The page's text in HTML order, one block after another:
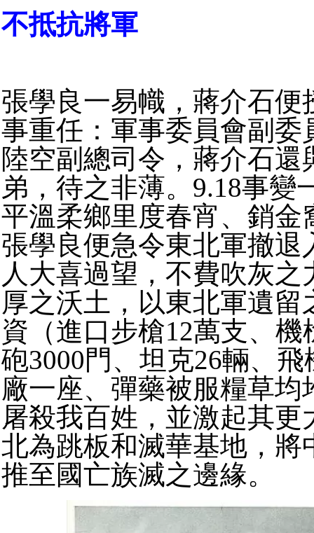
不抵抗將軍
張學良一易幟，蔣介石便
事重任：軍事委員會副委
陸空副總司令，蔣介石還
弟，待之非薄。 9.18事變
平溫柔鄉里度春宵、銷金
張學良便急令東北軍撤退
人大喜過望，不費吹灰之
厚之沃土，以東北軍遺留
資（進口步槍12萬支、機
砲3000門、坦克26輛、
廠一座、彈藥被服糧草均
屠殺我百姓，並激起其更
北為跳板和滅華基地，將
推至國亡族滅之邊緣。